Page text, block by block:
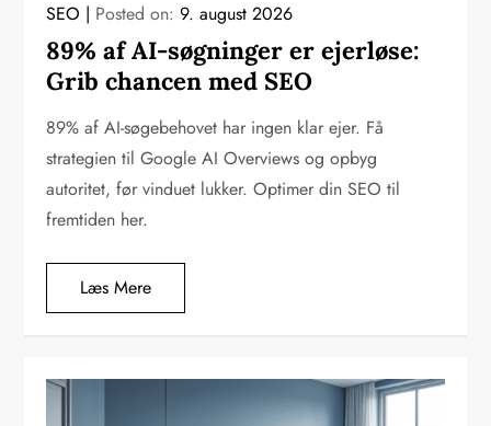
SEO Posted on:9. august 2026
89% af AI-søgninger er ejerløse:
Grib chancen med SEO
89% af AI-søgebehovet har ingen klar ejer. Få
strategien til Google AI Overviews og opbyg
autoritet, før vinduet lukker. Optimer din SEO til
fremtiden her.
Læs Mere